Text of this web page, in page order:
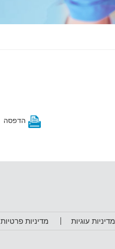
הדפסה
מדיניות עוגיות מדיניות פרטיות